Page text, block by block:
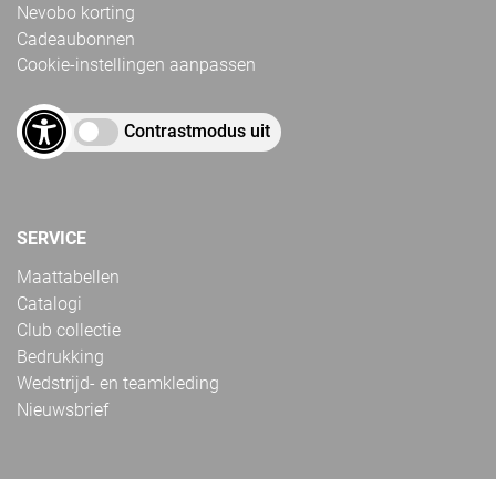
Nevobo korting
Cadeaubonnen
Cookie-instellingen aanpassen
Contrastmodus uit
SERVICE
Maattabellen
Catalogi
Club collectie
Bedrukking
Wedstrijd- en teamkleding
Nieuwsbrief